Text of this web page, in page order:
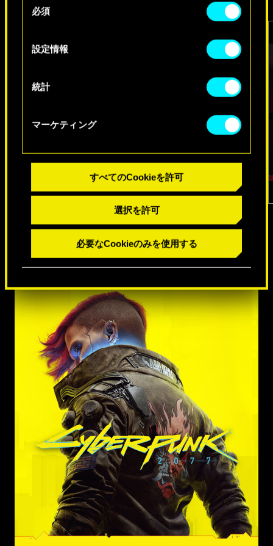
Cookieの使用およびパフォーマンスの変更点に関
する詳細は、下記の「設定」メニューでご確認く
ださい。
必須
設定情報
統計
マーケティング
すべてのCookieを許可
選択を許可
必要なCookieのみを使用する
1/6